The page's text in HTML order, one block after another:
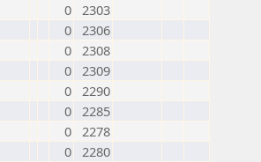
0 2303
0 2306
0 2308
0 2309
0 2290
0 2285
0 2278
0 2280